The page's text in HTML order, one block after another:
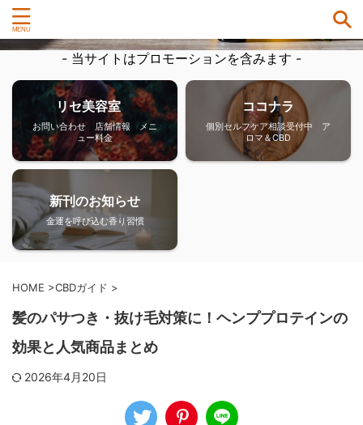
- 当サイトはプロモーションを含みます -
リセ美容室
お問い合わせ 店舗情報 メニ
ュー料金
ココナラ
個別セルフケア相談受付中 ア
ロマ＆CBD
新刊のお知らせ
金運を呼び込む香り習慣
HOME >CBDガイド >
髪のパサつき・抜け毛対策に！ヘンププロテインの
効果と人気商品まとめ
2026年4月20日